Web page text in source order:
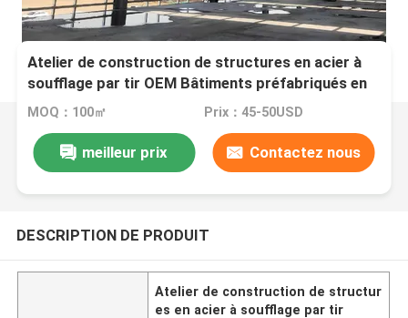
Atelier de construction de structures en acier à
soufflage par tir OEM Bâtiments préfabriqués en
acier
MOQ：100㎡ Prix：45-50USD
meilleur prix Contactez nous
DESCRIPTION DE PRODUIT
Atelier de construction de structur
es en acier à soufflage par tir